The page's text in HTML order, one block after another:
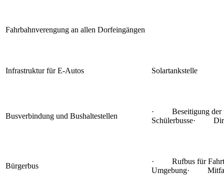
Fahrbahnverengung an allen Dorfeingängen
Infrastruktur für E-Autos Solartankstelle
Busverbindung und Bushaltestellen
· Beseitigung der
Schülerbusse·
Bürgerbus
· Rufbus für
Umgebung·